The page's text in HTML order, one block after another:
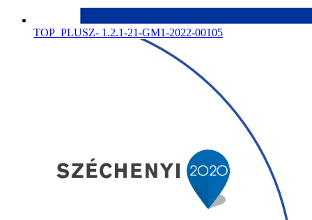
TOP_PLUSZ- 1.2.1-21-GM1-2022-00105